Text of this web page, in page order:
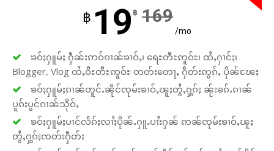
Support SHAN
strong. Join us today and help
create a future where every story is
฿ 19 ฿ 169
/mo
ၶဝ်ႈႁူမ်ႈ ႁဵၼ်းဢဝ်ၵၢၼ်ၶၢဝ်ႇ၊ ရေႊတီႊဢူဝ်ႊ၊ ထႆႇႁၢင်ႈ၊
Blogger, Vlog ထႆႇဝီႊတီႊဢူဝ်ႊ တတ်းတေႃႇ ႁဵတ်းဢွၵ်ႇ ပိုၼ်ၽႄႈ
ၶဝ်ႈႁူမ်ႈၵၢၼ်တူင်ႉၼိုင်ၸုမ်းၶၢဝ်ႇၽူႈတွႆႇႁွၵ်ႈ ၼႂ်းၶၵ်ႉၵၢၼ်
ပူၵ်းပွင်ၵၢၼ်သိုဝ်ႇ
ၶဝ်ႈႁူမ်ႈပၢင်လႅၵ်ႈလၢႆႈပိုၼ်ႉႁူႉပၢႆးႁၼ် ဢၼ်ၸုမ်းၶၢဝ်ႇၽူႈ
တွႆႇႁွၵ်ႈၸတ်းႁဵတ်း